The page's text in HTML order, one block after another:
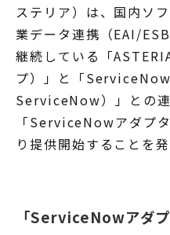
ステリア）は、国内ソ
業データ連携（EAI/
継続している「
プ）」と「
ServiceNow）」との
「ServiceNowアダプ
り提供開始することを発
「ServiceNowアダ